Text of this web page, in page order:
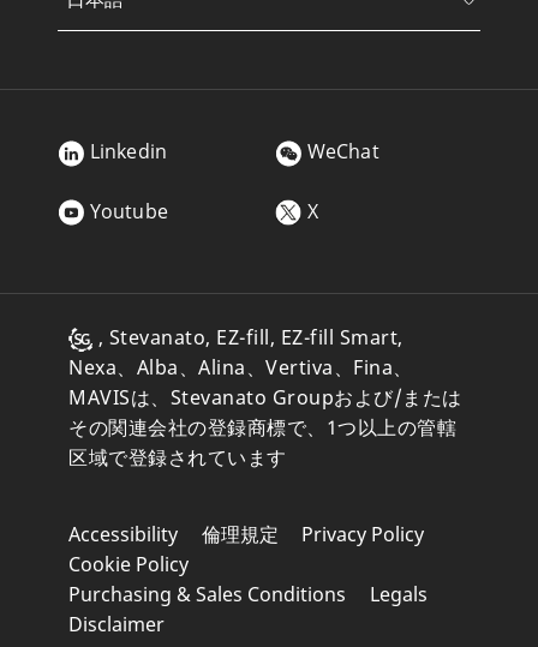
Linkedin WeChat
Youtube X
, Stevanato, EZ-fill, EZ-fill Smart,
Nexa、Alba、Alina、Vertiva、Fina、
MAVISは、Stevanato Groupおよび/または
その関連会社の登録商標で、1つ以上の管轄
区域で登録されています
Accessibility 倫理規定
Privacy Policy
Cookie Policy
Purchasing & Sales Conditions
Legals
Disclaimer